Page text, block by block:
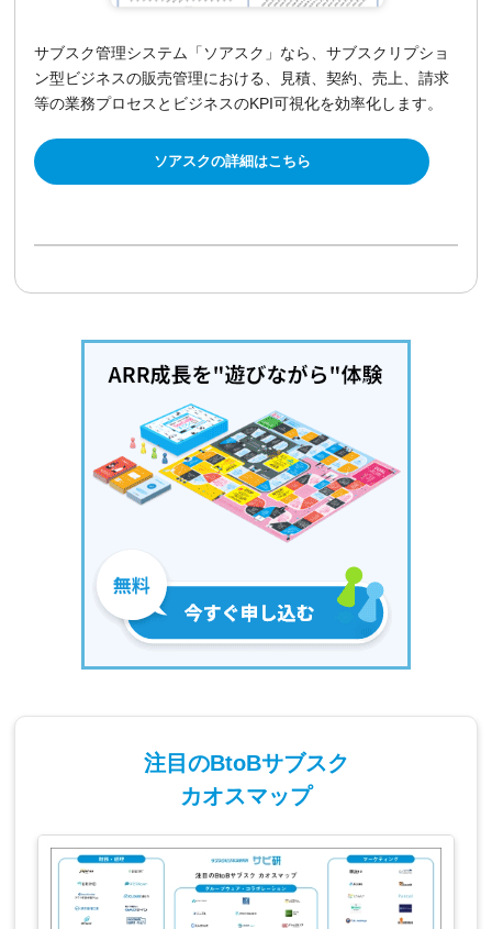
サブスク管理システム「ソアスク」なら、サブスクリプショ
ン型ビジネスの販売管理における、見積、契約、売上、請求
等の業務プロセスとビジネスのKPI可視化を効率化します。
ソアスクの詳細はこちら
注目のBtoBサブスク
カオスマップ